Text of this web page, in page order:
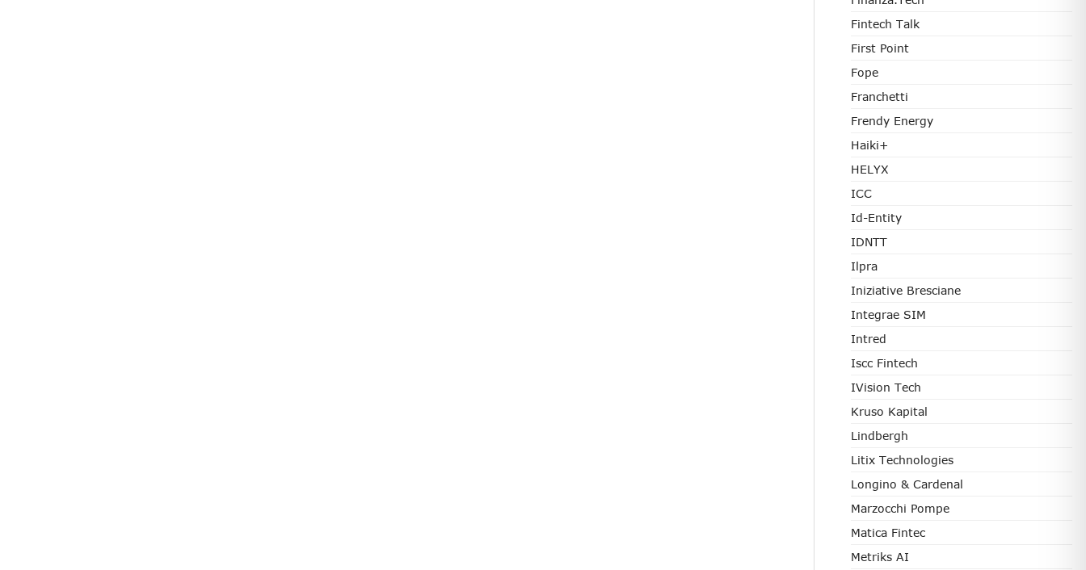
Fintech Talk
First Point
Fope
Franchetti
Frendy Energy
Haiki+
HELYX
ICC
Id-Entity
IDNTT
Ilpra
Iniziative Bresciane
Integrae SIM
Intred
Iscc Fintech
IVision Tech
Kruso Kapital
Lindbergh
Litix Technologies
Longino & Cardenal
Marzocchi Pompe
Matica Fintec
Metriks AI